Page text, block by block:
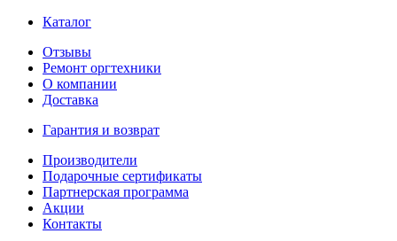
Каталог
Отзывы
Ремонт оргтехники
О компании
Доставка
Гарантия и возврат
Производители
Подарочные сертификаты
Партнерская программа
Акции
Контакты